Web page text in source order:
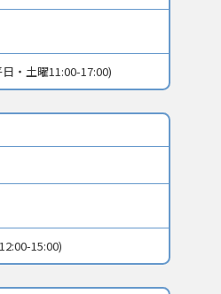
・土曜11:00-17:00)
15:00)